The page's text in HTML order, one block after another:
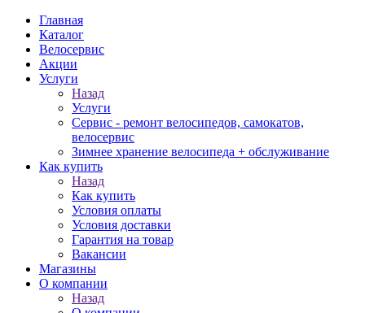
Главная
Каталог
Велосервис
Акции
Услуги
Назад
Услуги
Сервис - ремонт велосипедов, самокатов,
велосервис
Зимнее хранение велосипеда + обслуживание
Как купить
Назад
Как купить
Условия оплаты
Условия доставки
Гарантия на товар
Вакансии
Магазины
О компании
Назад